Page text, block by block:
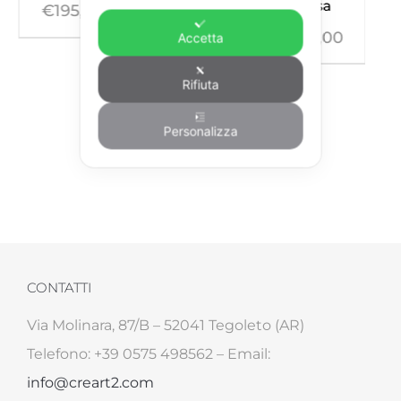
€195,00
Pendente
carpa nero
Swarovski
380,00
Rossa
505,00
CONTATTI
Via Molinara, 87/B – 52041 Tegoleto (AR)
Telefono: +39 0575 498562 – Email:
info@creart2.com
Accetta
Rifiuta
Personalizza